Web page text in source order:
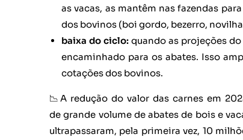
as vacas, as mantêm nas fazendas
dos bovinos (boi gordo, bezerro,
baixa do ciclo: quando as projeções
encaminhado para os abates. Isso
cotações dos bovinos.
📉A redução do valor das carnes em
de grande volume de abates de bois e
ultrapassaram, pela primeira vez, 10